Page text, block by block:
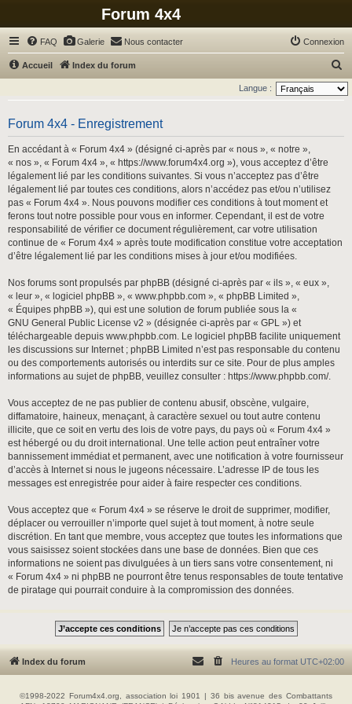
Forum 4x4
FAQ Galerie Nous contacter Connexion
Accueil Index du forum
e
c
e
Langue :
Forum 4x4 - Enregistrement
En accédant à « Forum 4x4 » (désigné ci-après par « nous », « notre »,
« nos », « Forum 4x4 », « https://www.forum4x4.org »), vous acceptez d’être
légalement lié par les conditions suivantes. Si vous n’acceptez pas d’être
légalement lié par toutes ces conditions, alors n’accédez pas et/ou n’utilisez
pas « Forum 4x4 ». Nous pouvons modifier ces conditions à tout moment et
ferons tout notre possible pour vous en informer. Cependant, il est de votre
responsabilité de vérifier ce document régulièrement, car votre utilisation
continue de « Forum 4x4 » après toute modification constitue votre acceptation
d’être légalement lié par les conditions mises à jour et/ou modifiées.
Nos forums sont propulsés par phpBB (désigné ci-après par « ils », « eux »,
« leur », « logiciel phpBB », « www.phpbb.com », « phpBB Limited »,
« Équipes phpBB »), qui est une solution de forum publiée sous la «
GNU General Public License v2 » (désignée ci-après par « GPL ») et
téléchargeable depuis www.phpbb.com. Le logiciel phpBB facilite uniquement
les discussions sur Internet ; phpBB Limited n’est pas responsable du contenu
ou des comportements autorisés ou interdits sur ce site. Pour de plus amples
informations au sujet de phpBB, veuillez consulter : https://www.phpbb.com/.
Vous acceptez de ne pas publier de contenu abusif, obscène, vulgaire,
diffamatoire, haineux, menaçant, à caractère sexuel ou tout autre contenu
illicite, que ce soit en vertu des lois de votre pays, du pays où « Forum 4x4 »
est hébergé ou du droit international. Une telle action peut entraîner votre
bannissement immédiat et permanent, avec une notification à votre fournisseur
d’accès à Internet si nous le jugeons nécessaire. L’adresse IP de tous les
messages est enregistrée pour aider à faire respecter ces conditions.
Vous acceptez que « Forum 4x4 » se réserve le droit de supprimer, modifier,
déplacer ou verrouiller n’importe quel sujet à tout moment, à notre seule
discrétion. En tant que membre, vous acceptez que toutes les informations que
vous saisissez soient stockées dans une base de données. Bien que ces
informations ne soient pas divulguées à un tiers sans votre consentement, ni
« Forum 4x4 » ni phpBB ne pourront être tenus responsables de toute tentative
de piratage qui pourrait conduire à la compromission des données.
Index du forum Heures au format UTC+02:00
©1998-2022 Forum4x4.org, association loi 1901 | 36 bis avenue des Combattants